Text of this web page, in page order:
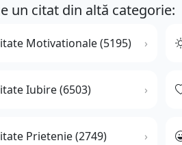
un citat din altă categorie:
Motivationale (5195)
Iubire (6503)
Prietenie (2749)